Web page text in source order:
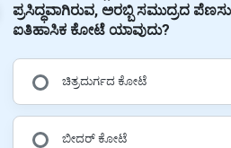
ಪ್ರಸಿದ್ಧವಾಗಿರುವ, ಅರಬ್ಬಿ ಸಮುದ್ರದ
ಐತಿಹಾಸಿಕ ಕೋಟೆ ಯಾವುದು?
ಚಿತ್ರದುರ್ಗದ ಕೋಟೆ
ಬೀದರ್ ಕೋಟೆ